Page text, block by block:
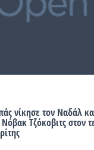
νίκησε τον Ναδάλ
Τζόκοβιτς στον